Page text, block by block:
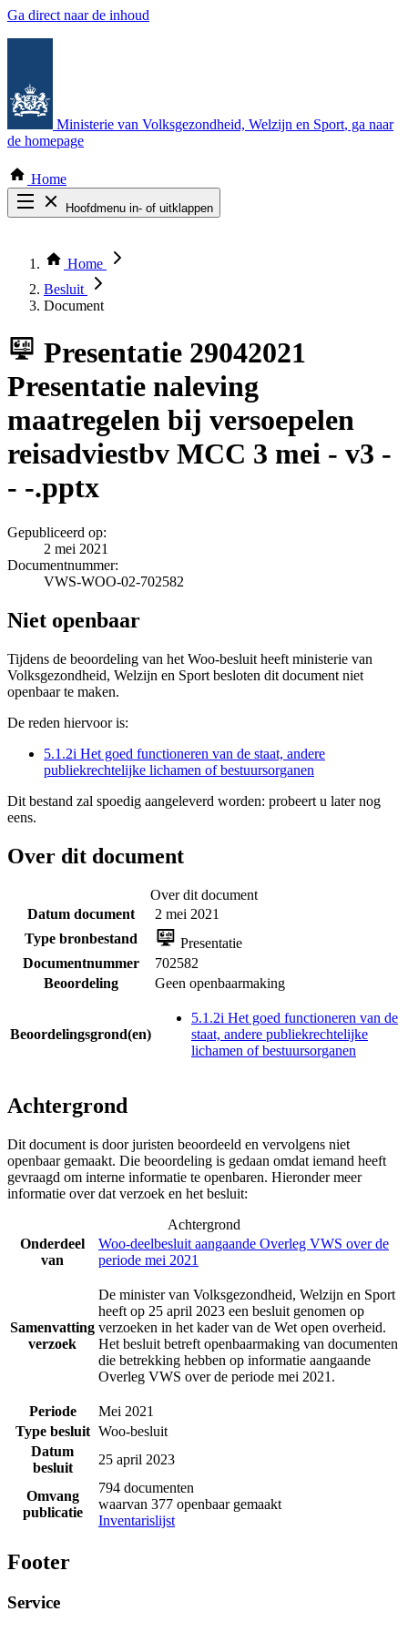
Ga direct naar de inhoud
Ministerie van Volksgezondheid, Welzijn en Sport, ga naar
de homepage
Home
Hoofdmenu in- of uitklappen
Thema COVID-19
Bekijk per bestuursorgaan
Home
Besluit
Document
Presentatie 29042021
Presentatie naleving
maatregelen bij versoepelen
reisadviestbv MCC 3 mei - v3 -
- -.pptx
Gepubliceerd op:
2 mei 2021
Documentnummer:
VWS-WOO-02-702582
Niet openbaar
Tijdens de beoordeling van het Woo-besluit heeft ministerie van
Volksgezondheid, Welzijn en Sport besloten dit document niet
openbaar te maken.
De reden hiervoor is:
5.1.2i Het goed functioneren van de staat, andere
publiekrechtelijke lichamen of bestuursorganen
Dit bestand zal spoedig aangeleverd worden: probeert u later nog
eens.
Over dit document
Over dit document
Datum document
2 mei 2021
Type bronbestand
Presentatie
Documentnummer
702582
Beoordeling
Geen openbaarmaking
Beoordelingsgrond(en)
5.1.2i Het goed functioneren van de
staat, andere publiekrechtelijke
lichamen of bestuursorganen
Achtergrond
Dit document is door juristen beoordeeld en vervolgens niet
openbaar gemaakt. Die beoordeling is gedaan omdat iemand heeft
gevraagd om interne informatie te openbaren. Hieronder meer
informatie over dat verzoek en het besluit:
Achtergrond
Onderdeel
van
Woo-deelbesluit aangaande Overleg VWS over de
periode mei 2021
Samenvatting
verzoek
De minister van Volksgezondheid, Welzijn en Sport
heeft op 25 april 2023 een besluit genomen op
verzoeken in het kader van de Wet open overheid.
Het besluit betreft openbaarmaking van documenten
die betrekking hebben op informatie aangaande
Overleg VWS over de periode mei 2021.
Periode
Mei 2021
Type besluit Woo-besluit
Datum
besluit
25 april 2023
Omvang
publicatie
794 documenten
waarvan 377 openbaar gemaakt
Inventarislijst
Footer
Service